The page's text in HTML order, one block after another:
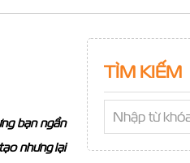
bạn ngần
nhưng lại
TÌM KIẾM